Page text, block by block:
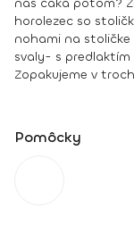
horolezec so
nohami na stoličke
svaly- s
Zopakujeme v
Pomôcky